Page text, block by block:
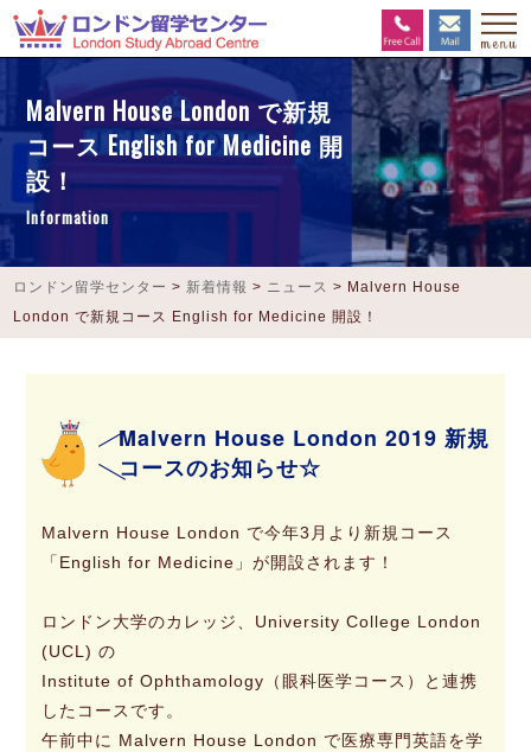
Malvern House London で新規
コース English for Medicine 開
設！
Information
ロンドン留学センター > 新着情報 > ニュース > Malvern House
London で新規コース English for Medicine 開設！
Malvern House London 2019 新規
コースのお知らせ☆
Malvern House London で今年3月より新規コース
「English for Medicine」が開設されます！
ロンドン大学のカレッジ、University College London
(UCL) の
Institute of Ophthamology（眼科医学コース）と連携
したコースです。
午前中に Malvern House London で医療専門英語を学